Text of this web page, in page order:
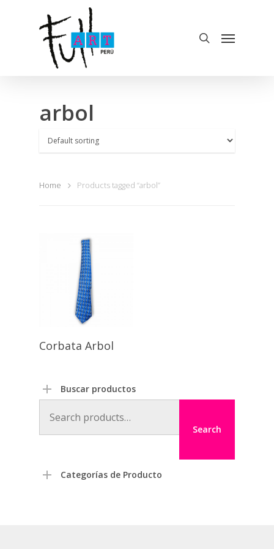
arbol
Home Products tagged “arbol”
Corbata Arbol
Buscar productos
for:
Search
Categorías de Producto